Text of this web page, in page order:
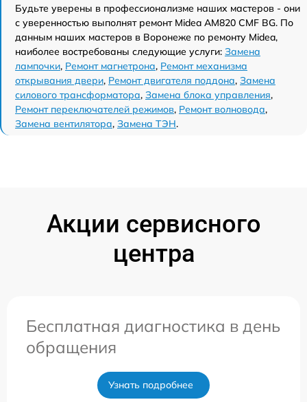
Будьте уверены в профессионализме наших мастеров - они
с уверенностью выполнят ремонт Midea AM820 CMF BG. По
данным наших мастеров в Воронеже по ремонту Midea,
наиболее востребованы следующие услуги: Замена
лампочки, Ремонт магнетрона, Ремонт механизма
открывания двери, Ремонт двигателя поддона, Замена
силового трансформатора, Замена блока управления,
Ремонт переключателей режимов, Ремонт волновода,
Замена вентилятора, Замена ТЭН.
Акции сервисного
центра
Бесплатная диагностика в день
обращения
Узнать подробнее